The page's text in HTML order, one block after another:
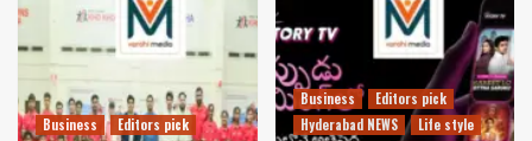
Business
Editors pick
Business
Editors pick
Hyderabad NEWS
Life style